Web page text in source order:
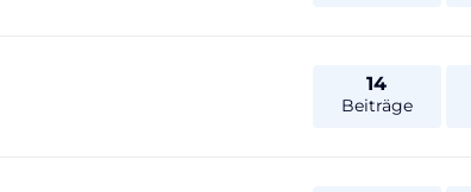
14
Beiträge